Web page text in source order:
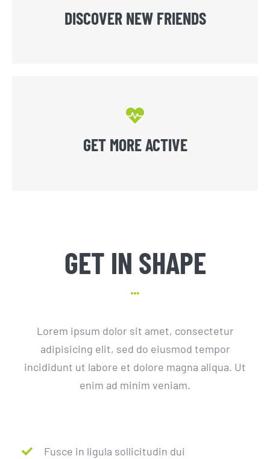
DISCOVER NEW FRIENDS
GET MORE ACTIVE
GET IN SHAPE
Lorem ipsum dolor sit amet, consectetur
adipisicing elit, sed do eiusmod tempor
incididunt ut labore et dolore magna aliqua. Ut
enim ad minim veniam.
Fusce in ligula sollicitudin dui